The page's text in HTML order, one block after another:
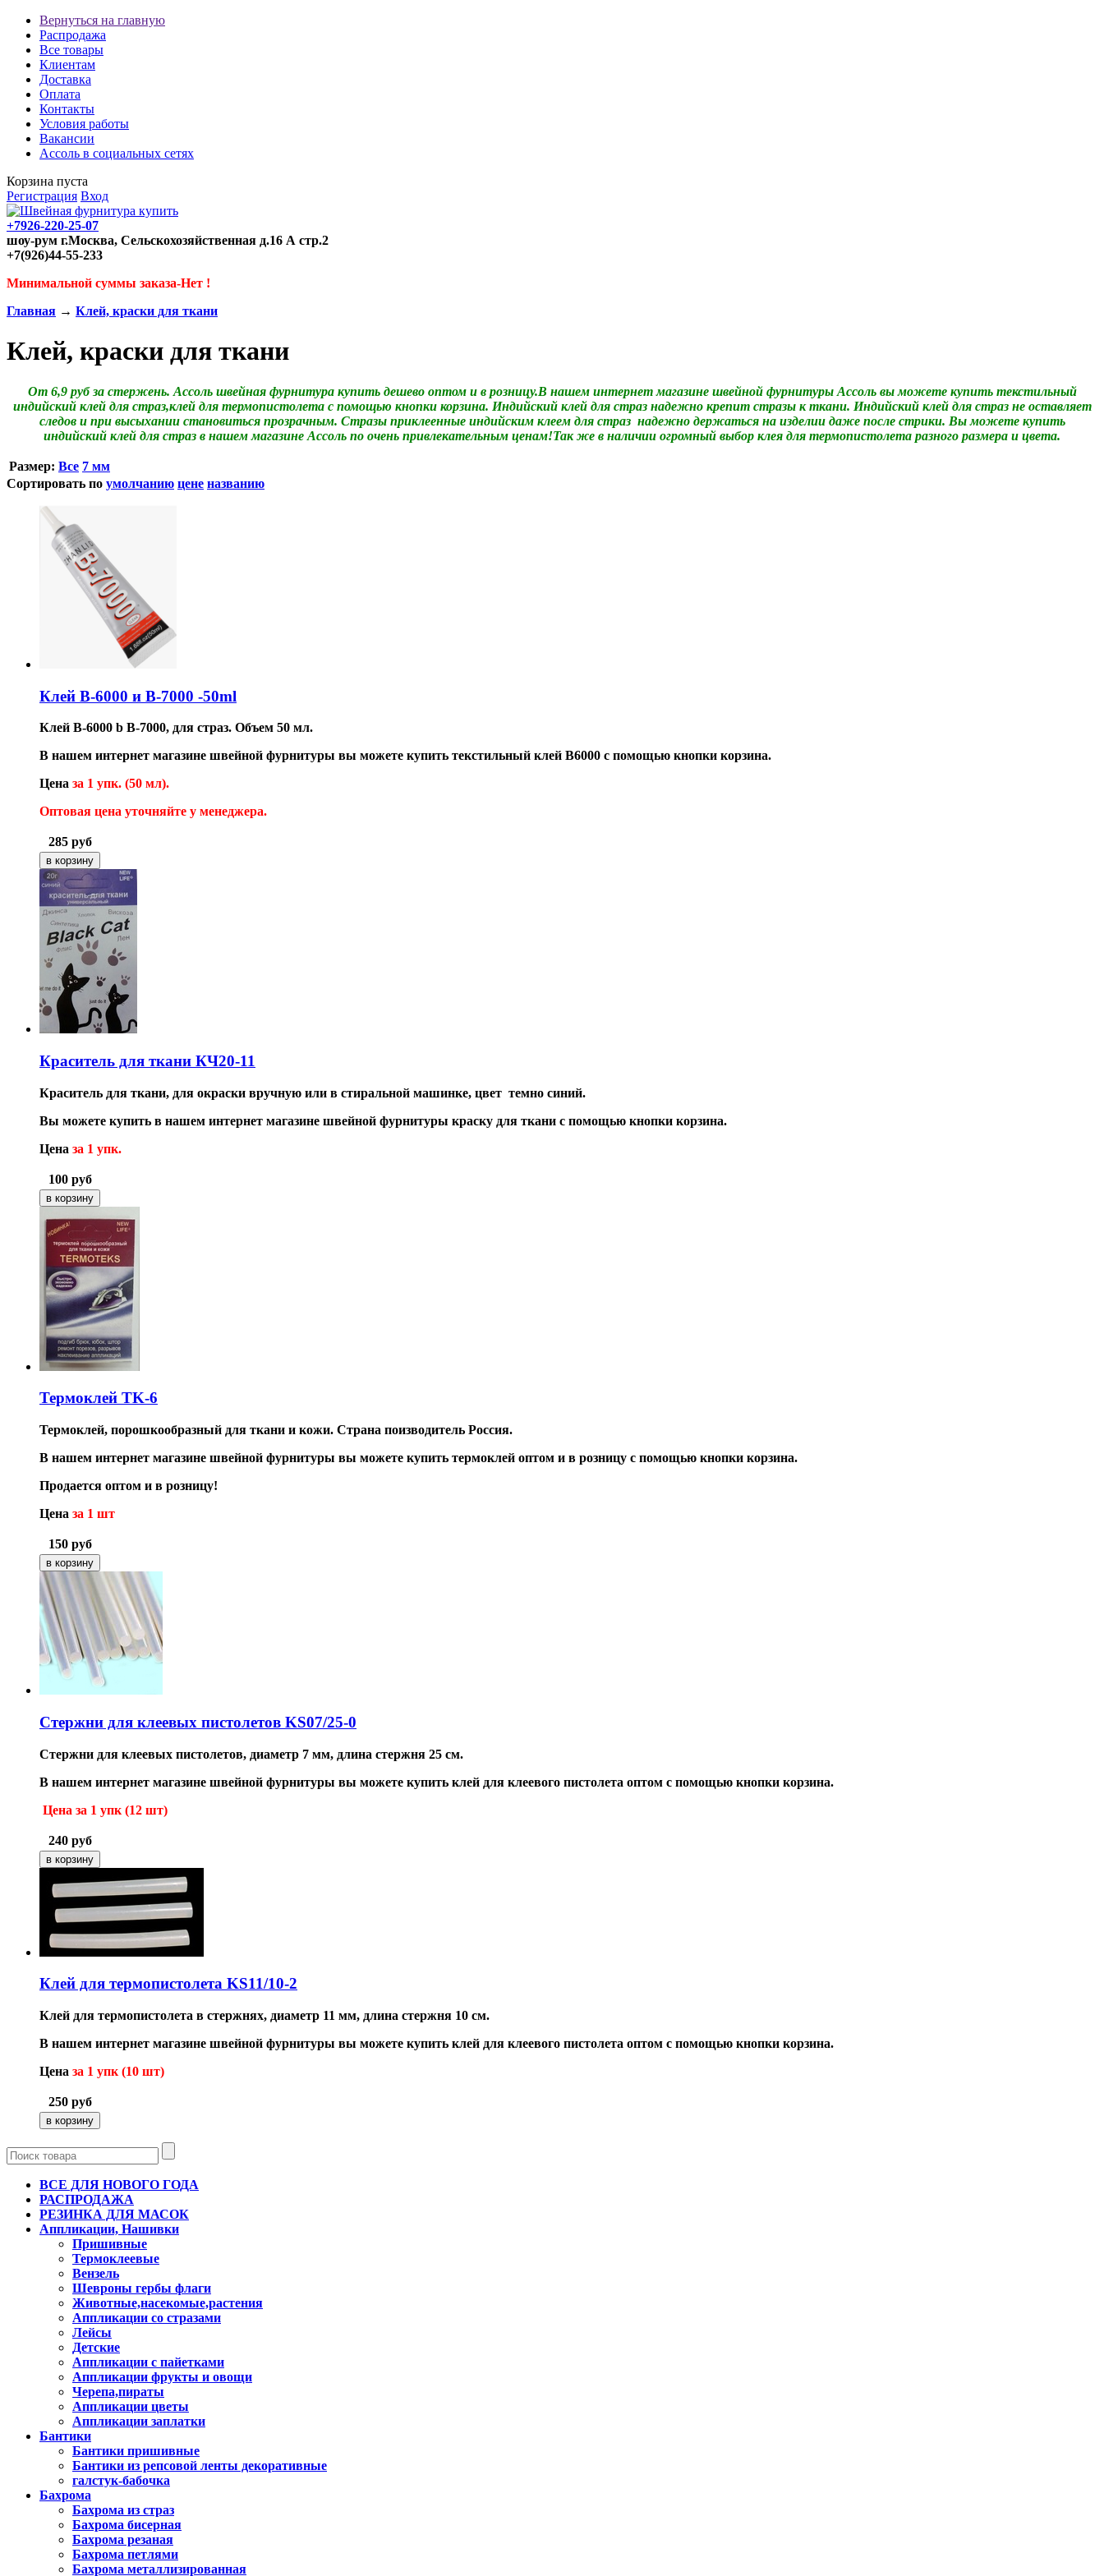
Вернуться на главную
Распродажа
Все товары
Клиентам
Доставка
Оплата
Контакты
Условия работы
Вакансии
Ассоль в социальных сетях
Корзина пуста
Регистрация Вход
+7926-220-25-07
шоу-рум г.Москва, Сельскохозяйственная д.16 А стр.2
+7(926)44-55-233
Минимальной суммы заказа-Нет !
Главная → Клей, краски для ткани
Клей, краски для ткани
От 6,9 руб за стержень. Ассоль швейная фурнитура купить дешево оптом и в розницу.В нашем интернет магазине швейной фурнитуры Ассоль вы можете купить текстильный
индийский клей для страз,клей для термопистолета с помощью кнопки корзина. Индийский клей для страз надежно крепит стразы к ткани. Индийский клей для страз не оставляет
следов и при высыхании становиться прозрачным. Стразы приклеенные индийским клеем для страз надежно держаться на изделии даже после стрики. Вы можете купить
индийский клей для страз в нашем магазине Ассоль по очень привлекательным ценам!Так же в наличии огромный выбор клея для термопистолета разного размера и цвета.
Размер: Все 7 мм
Сортировать по умолчанию цене названию
Клей B-6000 и B-7000 -50ml
Клей B-6000 b B-7000, для страз. Объем 50 мл.
В нашем интернет магазине швейной фурнитуры вы можете купить текстильный клей В6000 с помощью кнопки корзина.
Цена за 1 упк. (50 мл).
Оптовая цена уточняйте у менеджера.
285 руб
Краситель для ткани КЧ20-11
Краситель для ткани, для окраски вручную или в стиральной машинке, цвет темно синий.
Вы можете купить в нашем интернет магазине швейной фурнитуры краску для ткани с помощью кнопки корзина.
Цена за 1 упк.
100 руб
Термоклей TK-6
Термоклей, порошкообразный для ткани и кожи. Страна поизводитель Россия.
В нашем интернет магазине швейной фурнитуры вы можете купить термоклей оптом и в розницу с помощью кнопки корзина.
Продается оптом и в розницу!
Цена за 1 шт
150 руб
Стержни для клеевых пистолетов KS07/25-0
Стержни для клеевых пистолетов, диаметр 7 мм, длина стержня 25 см.
В нашем интернет магазине швейной фурнитуры вы можете купить клей для клеевого пистолета оптом с помощью кнопки корзина.
Цена за 1 упк (12 шт)
240 руб
Клей для термопистолета KS11/10-2
Клей для термопистолета в стержнях, диаметр 11 мм, длина стержня 10 см.
В нашем интернет магазине швейной фурнитуры вы можете купить клей для клеевого пистолета оптом с помощью кнопки корзина.
Цена за 1 упк (10 шт)
250 руб
ВСЕ ДЛЯ НОВОГО ГОДА
РАСПРОДАЖА
РЕЗИНКА ДЛЯ МАСОК
Аппликации, Нашивки
Пришивные
Термоклеевые
Вензель
Шевроны гербы флаги
Животные,насекомые,растения
Аппликации со стразами
Лейсы
Детские
Аппликации с пайетками
Аппликации фрукты и овощи
Черепа,пираты
Аппликации цветы
Аппликации заплатки
Бантики
Бантики пришивные
Бантики из репсовой ленты декоративные
галстук-бабочка
Бахрома
Бахрома из страз
Бахрома бисерная
Бахрома резаная
Бахрома петлями
Бахрома металлизированная